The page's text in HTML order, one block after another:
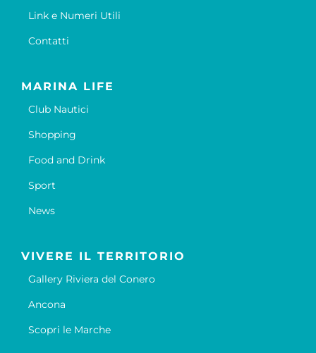
Link e Numeri Utili
Contatti
MARINA LIFE
Club Nautici
Shopping
Food and Drink
Sport
News
VIVERE IL TERRITORIO
Gallery Riviera del Conero
Ancona
Scopri le Marche